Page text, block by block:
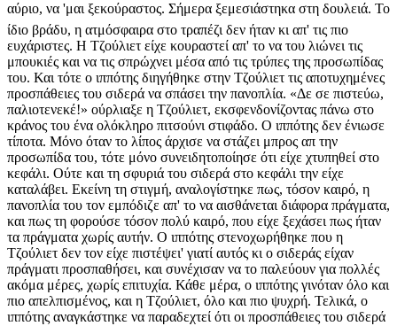
αύριο, να 'μαι ξεκούραστος. Σήμερα ξεμεσιάστηκα στη δουλειά. Το
ίδιο βράδυ, η ατμόσφαιρα στο τραπέζι δεν ήταν κι απ' τις πιο
ευχάριστες. Η Τζούλιετ είχε κουραστεί απ' το να του λιώνει τις
μπουκιές και να τις σπρώχνει μέσα από τις τρύπες της προσωπίδας
του. Και τότε ο ιππότης διηγήθηκε στην Τζούλιετ τις αποτυχημένες
προσπάθειες του σιδερά να σπάσει την πανοπλία. «Δε σε πιστεύω,
παλιοτενεκέ!» ούρλιαξε η Τζούλιετ, εκσφενδονίζοντας πάνω στο
κράνος του ένα ολόκληρο πιτσούνι στιφάδο. Ο ιππότης δεν ένιωσε
τίποτα. Μόνο όταν το λίπος άρχισε να στάζει μπρος απ την
προσωπίδα του, τότε μόνο συνειδητοποίησε ότι είχε χτυπηθεί στο
κεφάλι. Ούτε και τη σφυριά του σιδερά στο κεφάλι την είχε
καταλάβει. Εκείνη τη στιγμή, αναλογίστηκε πως, τόσον καιρό, η
πανοπλία του τον εμπόδιζε απ' το να αισθάνεται διάφορα πράγματα,
και πως τη φορούσε τόσον πολύ καιρό, που είχε ξεχάσει πως ήταν
τα πράγματα χωρίς αυτήν. Ο ιππότης στενοχωρήθηκε που η
Τζούλιετ δεν τον είχε πιστέψει' γιατί αυτός κι ο σιδεράς είχαν
πράγματι προσπαθήσει, και συνέχισαν να το παλεύουν για πολλές
ακόμα μέρες, χωρίς επιτυχία. Κάθε μέρα, ο ιππότης γινόταν όλο και
πιο απελπισμένος, και η Τζούλιετ, όλο και πιο ψυχρή. Τελικά, ο
ιππότης αναγκάστηκε να παραδεχτεί ότι οι προσπάθειες του σιδερά